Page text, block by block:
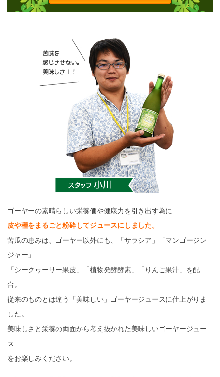
ゴーヤーの素晴らしい栄養価や健康力を引き出す為に
皮や種をまるごと粉砕してジュースにしました。
苦瓜の恵みは、ゴーヤー以外にも、「サラシア」「マンゴージン
ジャー」
「シークヮーサー果皮」「植物発酵酵素」「りんご果汁」を配
合。
従来のものとは違う「美味しい」ゴーヤージュースに仕上がりま
した。
美味しさと栄養の両面から考え抜かれた美味しいゴーヤージュー
ス
をお楽しみください。